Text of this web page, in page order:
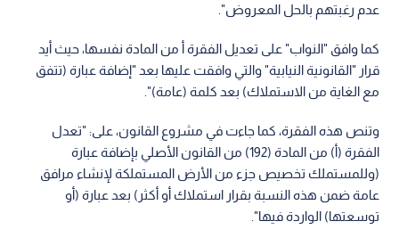
عدم رغبتهم بالحل المعروض".
كما وافق "النواب" على تعديل الفقرة أ من المادة نفسها، حيث أيد
قرار "القانونية النيابية" والتي وافقت عليها بعد "إضافة عبارة (تتفق
مع الغاية من الاستملاك) بعد كلمة (عامة)".
وتنص هذه الفقرة، كما جاءت في مشروع القانون، على: "تعدل
الفقرة (أ) من المادة (192) من القانون الأصلي بإضافة عبارة
(وللمستملك تخصيص جزء من الأرض المستملكة لإنشاء مرافق
عامة ضمن هذه النسبة بقرار استملاك أو أكثر) بعد عبارة (أو
توسعتها) الواردة فيها".